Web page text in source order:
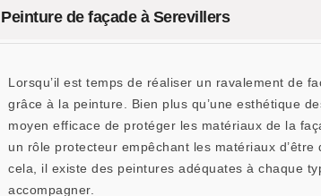
Peinture de façade à Serevillers
Lorsqu’il est temps de réaliser un ravalement de
grâce à la peinture. Bien plus qu’une esthétique
moyen efficace de protéger les matériaux de la
un rôle protecteur empêchant les matériaux
cela, il existe des peintures adéquates à chaque
accompagner.